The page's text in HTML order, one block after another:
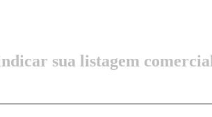
sua listagem comercial